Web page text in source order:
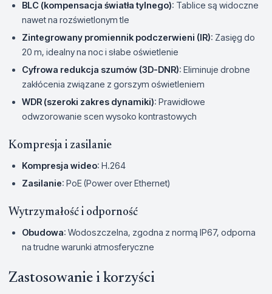
BLC (kompensacja światła tylnego): Tablice są widoczne
nawet na rozświetlonym tle
Zintegrowany promiennik podczerwieni (IR): Zasięg do
20 m, idealny na noc i słabe oświetlenie
Cyfrowa redukcja szumów (3D-DNR): Eliminuje drobne
zakłócenia związane z gorszym oświetleniem
WDR (szeroki zakres dynamiki): Prawidłowe
odwzorowanie scen wysoko kontrastowych
Kompresja i zasilanie
Kompresja wideo: H.264
Zasilanie: PoE (Power over Ethernet)
Wytrzymałość i odporność
Obudowa: Wodoszczelna, zgodna z normą IP67, odporna
na trudne warunki atmosferyczne
Zastosowanie i korzyści